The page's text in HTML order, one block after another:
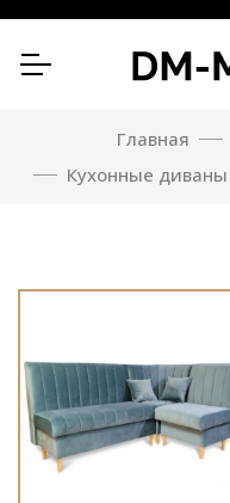
Главная
Кухонные диваны